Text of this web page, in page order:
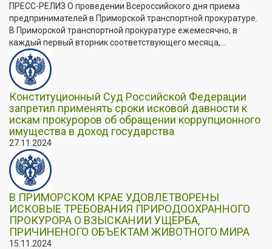
ПРЕСС-РЕЛИЗ О проведении Всероссийского дня приема
предпринимателей в Приморской транспортной прокуратуре.
В Приморской транспортной прокуратуре ежемесячно, в
каждый первый вторник соответствующего месяца,...
Конституционный Суд Российской Федерации
запретил применять сроки исковой давности к
искам прокуроров об обращении коррупционного
имущества в доход государства
27.11.2024
В ПРИМОРСКОМ КРАЕ УДОВЛЕТВОРЕНЫ
ИСКОВЫЕ ТРЕБОВАНИЯ ПРИРОДООХРАННОГО
ПРОКУРОРА О ВЗЫСКАНИИ УЩЕРБА,
ПРИЧИНЕНОГО ОБЪЕКТАМ ЖИВОТНОГО МИРА
15.11.2024